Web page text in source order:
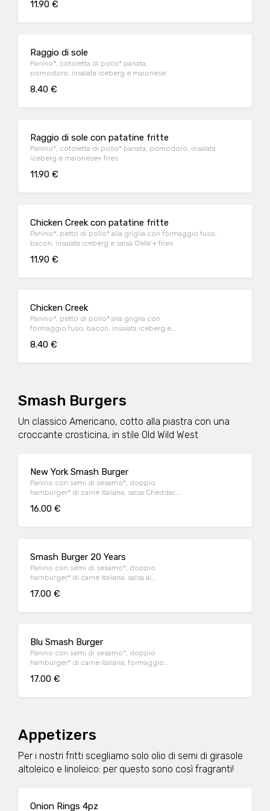
11.90 €
Raggio di sole
Panino*, cotoletta di pollo* panata,
pomodoro, insalata iceberg e maionese.
8.40 €
Raggio di sole con patatine fritte
Panino*, cotoletta di pollo* panata, pomodoro, insalata
iceberg e maionese+ fries
11.90 €
Chicken Creek con patatine fritte
Panino*, petto di pollo* alla griglia con formaggio fuso,
bacon, insalata iceberg e salsa OWW + fries
11.90 €
Chicken Creek
Panino*, petto di pollo* alla griglia con
formaggio fuso, bacon, insalata iceberg e
8.40 €
Smash Burgers
Un classico Americano, cotto alla piastra con una
croccante crosticina, in stile Old Wild West
New York Smash Burger
Panino con semi di sesamo*, doppio
hamburger* di carne italiana, salsa Cheddar,
iceberg e cetriolini, accompagnato da
16.00 €
Smash Burger 20 Years
Panino con semi di sesamo*, doppio
hamburger* di carne italiana, salsa al
insalata iceberg, salsa maionese senapata
17.00 €
Blu Smash Burger
Panino con semi di sesamo*, doppio
hamburger* di carne italiana, formaggio
insalata iceberg, servito con patate* Fries e
17.00 €
Appetizers
Per i nostri fritti scegliamo solo olio di semi di girasole
altoleico e linoleico: per questo sono così fragranti!
Onion Rings 4pz